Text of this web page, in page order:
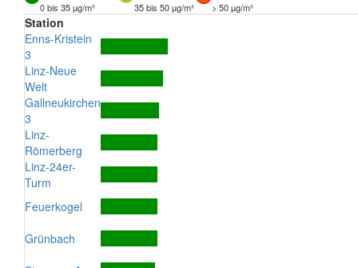
0 bis 35 µg/m³
35 bis 50 µg/m³ > 50 µg/m³
Station
Enns-Kristein
3
Linz-Neue
Welt
Gallneukirchen
3
Linz-
Römerberg
Linz-24er-
Turm
Feuerkogel
Grünbach